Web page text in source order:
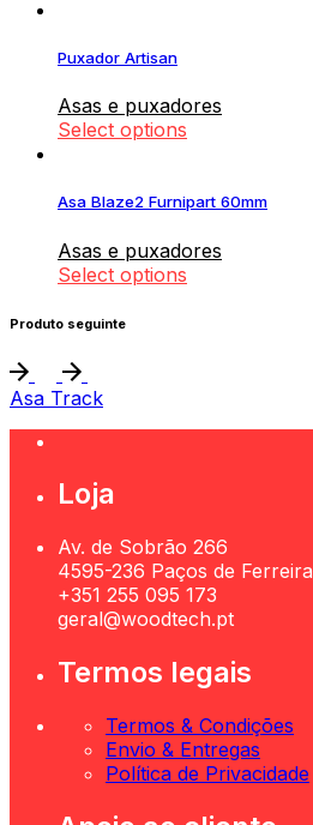
Puxador Artisan
Asas e puxadores
Select options
Asa Blaze2 Furnipart 60mm
Asas e puxadores
Select options
Produto seguinte
Asa Track
Loja
Av. de Sobrão 266
4595-236 Paços de Ferreira
+351 255 095 173
geral@woodtech.pt
Termos legais
Termos & Condições
Envio & Entregas
Política de Privacidade